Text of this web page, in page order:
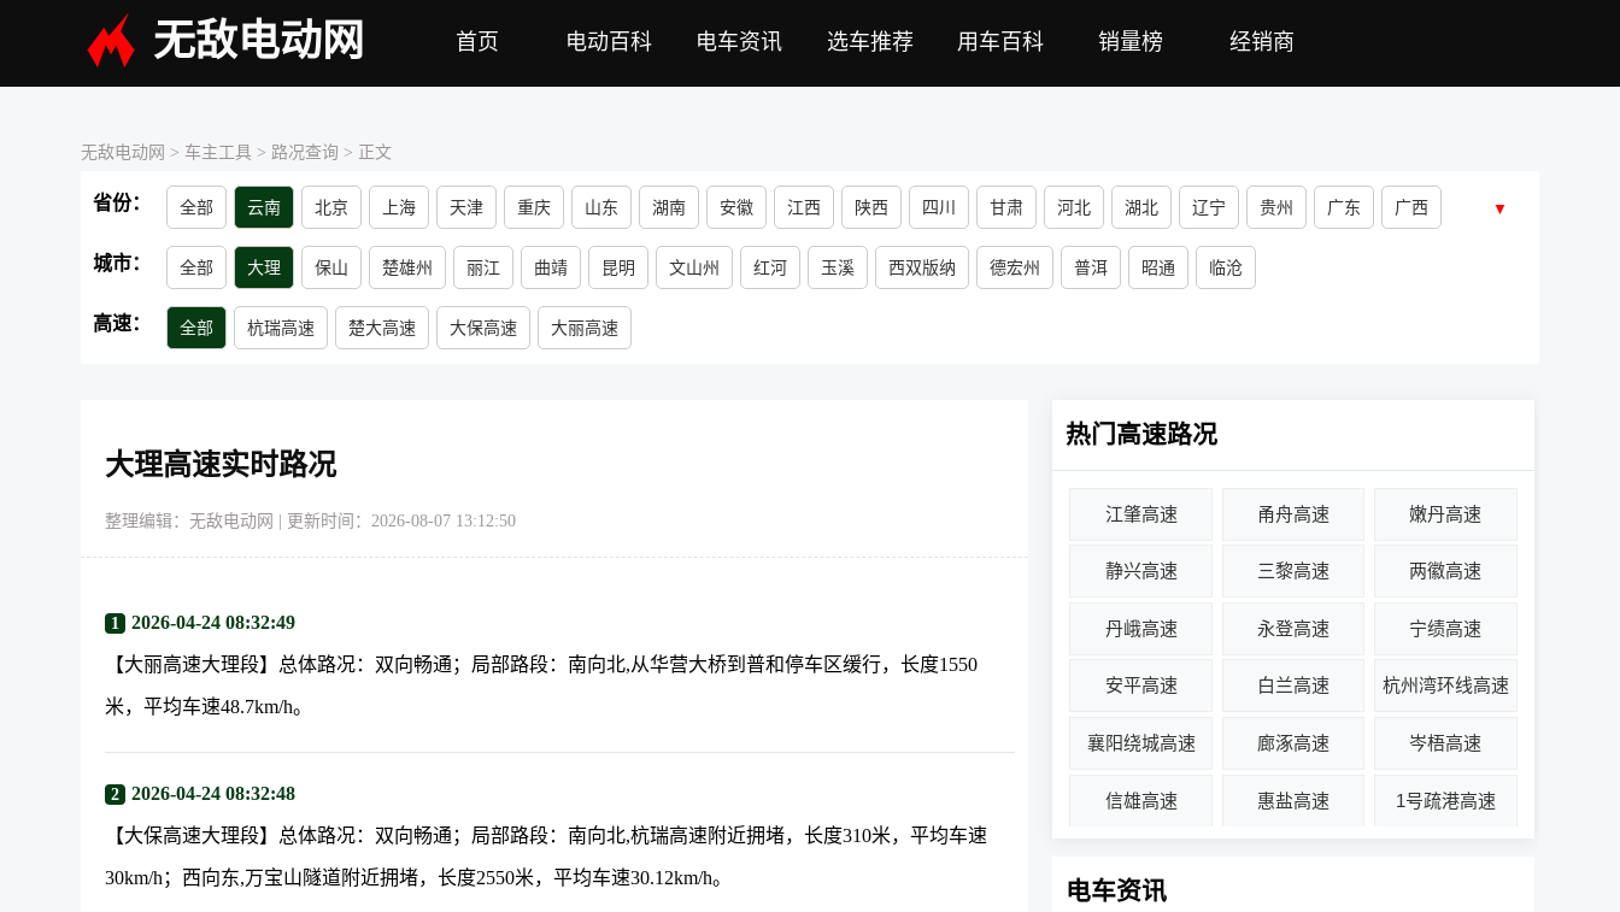
无敌电动网 首页 电动百科 电车资讯 选车推荐 用车百科 销量榜 经销商
无敌电动网 > 车主工具 > 路况查询 > 正文
省份： 全部 云南 北京 上海 天津 重庆 山东 湖南 安徽 江西 陕西 四川 甘肃 河北 湖北 辽宁 贵州 广东 广西
青海 江苏 浙江 吉林 内蒙古 河南 宁夏 福建 黑龙江 新疆 西藏
▼
城市： 全部 大理 保山 楚雄州 丽江 曲靖 昆明 文山州 红河 玉溪 西双版纳 德宏州 普洱 昭通 临沧
高速： 全部 杭瑞高速 楚大高速 大保高速 大丽高速
大理高速实时路况
整理编辑：无敌电动网 更新时间：2026-08-07 13:12:50
1 2026-04-24 08:32:49
【大丽高速大理段】总体路况：双向畅通；局部路段：南向北,从华营大桥到普和停车区缓行，长度1550
米，平均车速48.7km/h。
2 2026-04-24 08:32:48
【大保高速大理段】总体路况：双向畅通；局部路段：南向北,杭瑞高速附近拥堵，长度310米，平均车速
30km/h；西向东,万宝山隧道附近拥堵，长度2550米，平均车速30.12km/h。
热门高速路况
江肇高速 甬舟高速 嫩丹高速
静兴高速 三黎高速 两徽高速
丹峨高速 永登高速 宁绩高速
安平高速 白兰高速 杭州湾环线高速
襄阳绕城高速 廊涿高速 岑梧高速
信雄高速 惠盐高速 1号疏港高速
电车资讯